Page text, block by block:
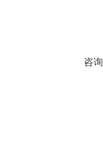
咨询